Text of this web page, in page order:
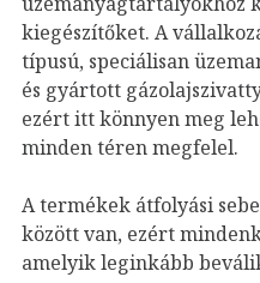
kiegészítőket. A
típusú, speciálisan
és gyártott
ezért itt könnyen meg
minden téren megfelel.
A termékek átfolyási
között van, ezért
amelyik leginkább